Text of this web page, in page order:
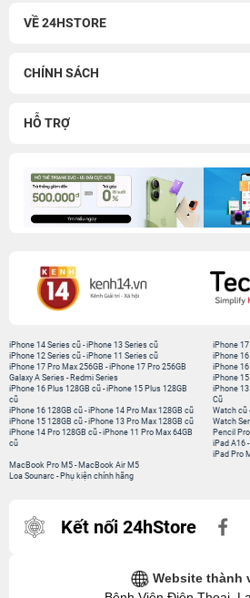
VỀ 24HSTORE
CHÍNH SÁCH
HỖ TRỢ
iPhone 14 Series cũ -iPhone 13 Series cũ
iPhone 12 Series cũ -iPhone 11 Series cũ
iPhone 17 Pro Max 256GB -iPhone 17 Pro 256GB
Galaxy A Series - Redmi Series
iPhone
iPhone
iPhone
iPhone
iPhone 16 Plus 128GB cũ -iPhone 15 Plus 128GB
cũ
iPhone 16 128GB cũ -iPhone 14 Pro Max 128GB cũ
iPhone 15 128GB cũ -iPhone 13 Pro Max 128GB cũ
iPhone 14 Pro 128GB cũ -iPhone 11 Pro Max 64GB
cũ
iPhone
Cũ
Watch cũ
Watch
Pencil
iPad A16 -
iPad Pro
MacBook Pro M5 - MacBook Air M5
Loa Sounarc - Phụ kiện chính hãng
Kết nối 24hStore
Website thành